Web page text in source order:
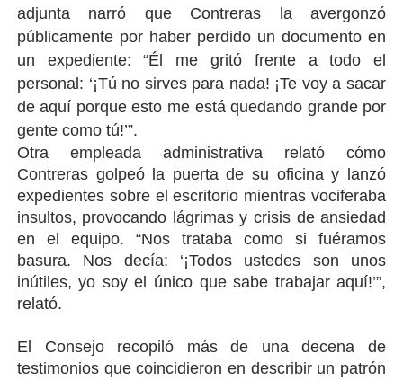
adjunta narró que Contreras la avergonzó
públicamente por haber perdido un documento en
un expediente: “Él me gritó frente a todo el
personal: ‘¡Tú no sirves para nada! ¡Te voy a sacar
de aquí porque esto me está quedando grande por
gente como tú!’”.
Otra empleada administrativa relató cómo
Contreras golpeó la puerta de su oficina y lanzó
expedientes sobre el escritorio mientras vociferaba
insultos, provocando lágrimas y crisis de ansiedad
en el equipo. “Nos trataba como si fuéramos
basura. Nos decía: ‘¡Todos ustedes son unos
inútiles, yo soy el único que sabe trabajar aquí!’”,
relató.
El Consejo recopiló más de una decena de
testimonios que coincidieron en describir un patrón